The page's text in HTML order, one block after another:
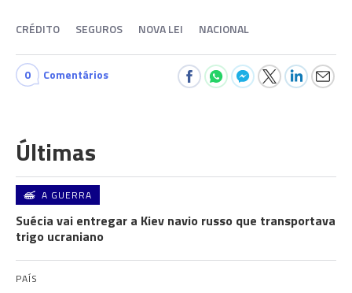
CRÉDITO SEGUROS NOVA LEI NACIONAL
0 Comentários
Últimas
A GUERRA
Suécia vai entregar a Kiev navio russo que transportava
trigo ucraniano
PAÍS